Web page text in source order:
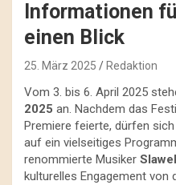
Informationen
einen Blick
25. März 2025 Redaktion
Vom 3. bis 6. April 2025
2025 an. Nachdem das
Premiere feierte, dürfen
auf ein vielseitiges
renommierte Musiker
kulturelles Engagement